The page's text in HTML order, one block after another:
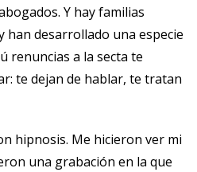
Y hay familias
han desarrollado una especie
renuncias a la secta te
te dejan de hablar, te tratan
hipnosis. Me hicieron ver mi
una grabación en la que